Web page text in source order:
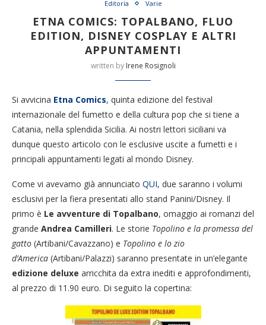
Editoria Varie
ETNA COMICS: TOPALBANO, FLUO
EDITION, DISNEY COSPLAY E ALTRI
APPUNTAMENTI
written by Irene Rosignoli
Si avvicina Etna Comics, quinta edizione del festival
internazionale del fumetto e della cultura pop che si tiene a
Catania, nella splendida Sicilia. Ai nostri lettori siciliani va
dunque questo articolo con le esclusive uscite a fumetti e i
principali appuntamenti legati al mondo Disney.
Come vi avevamo già annunciato QUI, due saranno i volumi
esclusivi per la fiera presentati allo stand Panini/Disney. Il
primo è Le avventure di Topalbano, omaggio ai romanzi del
grande Andrea Camilleri. Le storie Topolino e la promessa del
gatto (Artibani/Cavazzano) e Topolino e lo zio
d’America (Artibani/Palazzi) saranno presentate in un’elegante
edizione deluxe arricchita da extra inediti e approfondimenti,
al prezzo di 11.90 euro. Di seguito la copertina: